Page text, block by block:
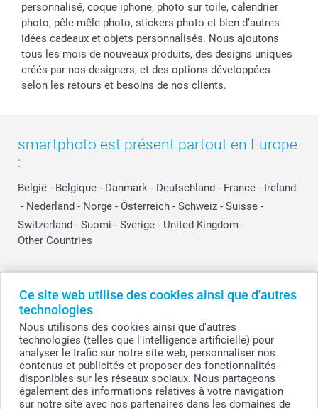
Ce site web utilise des cookies ainsi que d'autres
technologies
Nous utilisons des cookies ainsi que d'autres
technologies (telles que l'intelligence artificielle) pour
analyser le trafic sur notre site web, personnaliser nos
contenus et publicités et proposer des fonctionnalités
disponibles sur les réseaux sociaux. Nous partageons
également des informations relatives à votre navigation
sur notre site avec nos partenaires dans les domaines de
personnalisé, coque iphone, photo sur toile, calendrier
photo, pêle-mêle photo, stickers photo et bien d’autres
idées cadeaux et objets personnalisés. Nous ajoutons
tous les mois de nouveaux produits, des designs uniques
créés par nos designers, et des options développées
selon les retours et besoins de nos clients.
smartphoto est présent partout en Europe
:
België - Belgique - Danmark - Deutschland - France - Ireland
- Nederland - Norge - Österreich - Schweiz - Suisse -
Switzerland - Suomi - Sverige - United Kingdom -
Other Countries
© smartphoto group. Tous droits réservés
smartphoto group SA.
Siège social : Kwatrechtsteenweg 160, 9230 Wetteren, Belgique
Numéro de TVA BE 0405.706.755
Numéro d'entreprise 0405.706.755.
Coordonnées bancaires: IBAN BE71 2850 2711 5569 - BIC: GEBABEBB
Tous les prix sont en EURO (€), TVA incluse et hors frais de port.